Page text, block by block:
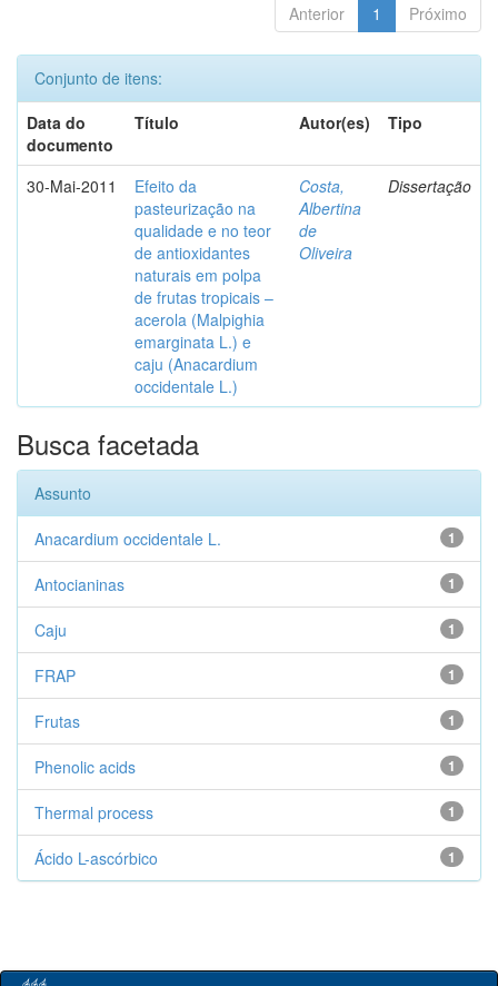
Anterior 1 Próximo
Conjunto de itens:
Data do
documento
Título Autor(es) Tipo
30-Mai-2011
Efeito da
pasteurização na
qualidade e no teor
de antioxidantes
naturais em polpa
de frutas tropicais –
acerola (Malpighia
emarginata L.) e
caju (Anacardium
occidentale L.)
Costa,
Albertina
de
Oliveira
Dissertação
Busca facetada
Assunto
1
Anacardium occidentale L.
1
Antocianinas
1
Caju
1
FRAP
1
Frutas
1
Phenolic acids
1
Thermal process
1
Ácido L-ascórbico